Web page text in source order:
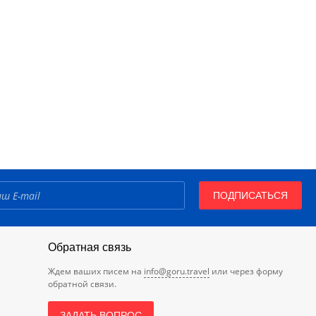
ПОДПИСАТЬСЯ
Обратная связь
Ждем ваших писем на info@goru.travel или через форму
обратной связи.